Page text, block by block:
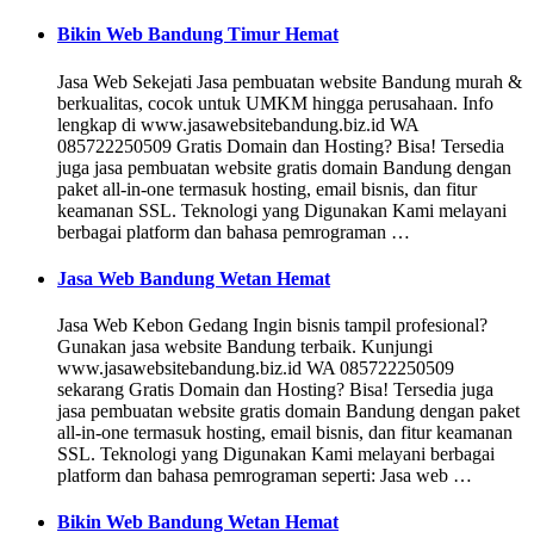
Bikin Web Bandung Timur Hemat
Jasa Web Sekejati Jasa pembuatan website Bandung murah &
berkualitas, cocok untuk UMKM hingga perusahaan. Info
lengkap di www.jasawebsitebandung.biz.id WA
085722250509 Gratis Domain dan Hosting? Bisa! Tersedia
juga jasa pembuatan website gratis domain Bandung dengan
paket all-in-one termasuk hosting, email bisnis, dan fitur
keamanan SSL. Teknologi yang Digunakan Kami melayani
berbagai platform dan bahasa pemrograman …
Jasa Web Bandung Wetan Hemat
Jasa Web Kebon Gedang Ingin bisnis tampil profesional?
Gunakan jasa website Bandung terbaik. Kunjungi
www.jasawebsitebandung.biz.id WA 085722250509
sekarang Gratis Domain dan Hosting? Bisa! Tersedia juga
jasa pembuatan website gratis domain Bandung dengan paket
all-in-one termasuk hosting, email bisnis, dan fitur keamanan
SSL. Teknologi yang Digunakan Kami melayani berbagai
platform dan bahasa pemrograman seperti: Jasa web …
Bikin Web Bandung Wetan Hemat